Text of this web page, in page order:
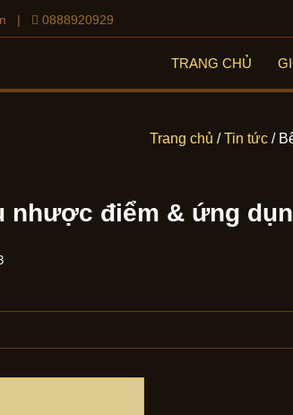
| 0888920929
TRANG CHỦ
Trang chủ /Tin tức /
nhược điểm & ứng